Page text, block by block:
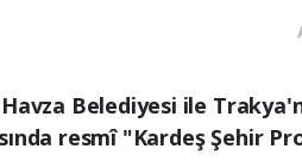
Belediyesi ile
resmî "Kardeş Şehir